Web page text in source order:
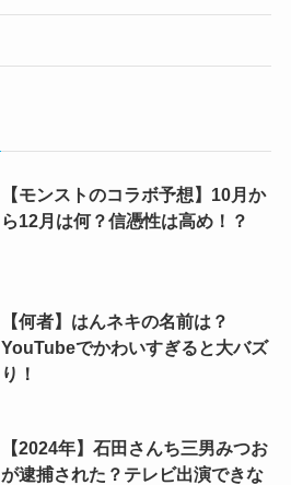
【モンストのコラボ予想】10月か
ら12月は何？信憑性は高め！？
【何者】はんネキの名前は？
YouTubeでかわいすぎると大バズ
り！
【2024年】石田さんち三男みつお
が逮捕された？テレビ出演できな